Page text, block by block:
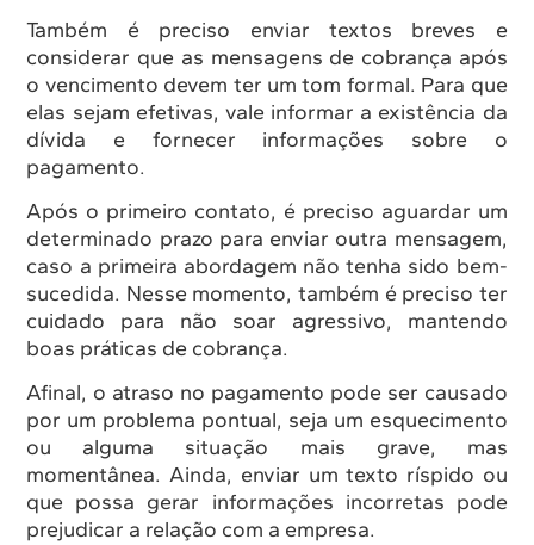
Também é preciso enviar textos breves e
considerar que as mensagens de cobrança após
o vencimento devem ter um tom formal. Para que
elas sejam efetivas, vale informar a existência da
dívida e fornecer informações sobre o
pagamento.
Após o primeiro contato, é preciso aguardar um
determinado prazo para enviar outra mensagem,
caso a primeira abordagem não tenha sido bem-
sucedida. Nesse momento, também é preciso ter
cuidado para não soar agressivo, mantendo
boas práticas de cobrança.
Afinal, o atraso no pagamento pode ser causado
por um problema pontual, seja um esquecimento
ou alguma situação mais grave, mas
momentânea. Ainda, enviar um texto ríspido ou
que possa gerar informações incorretas pode
prejudicar a relação com a empresa.